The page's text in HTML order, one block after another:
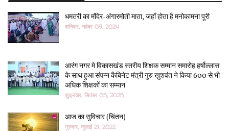
धमतरी का मंदिर-अंगारमोती माता, जहाँ होता है मनोकामना पूरी
शनिवार, नवंबर 09, 2024
आरंग नगर मे विकासखंड स्तरीय शिक्षक सम्मान समारोह हर्षोल्लास
के साथ हुआ संपन्न कैबिनेट मंत्री गुरु खुशवंत ने किया 600 से भी
अधिक शिक्षकों का सम्मान
शुक्रवार, सितंबर 05, 2025
आज का सुविचार (चिंतन)
गुरुवार, जुलाई 21, 2022